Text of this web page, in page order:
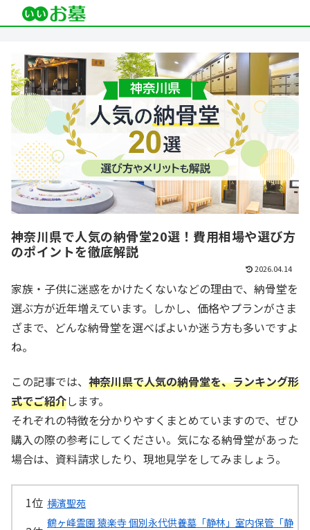
神奈川県で人気の納骨堂20選！費用相場や選び方
のポイントを徹底解説
2026.04.14
家族・子供に迷惑をかけたくないなどの理由で、納骨堂を
選ぶ方が近年増えています。しかし、価格やプランがさま
ざまで、どんな納骨堂を選べばよいか迷う方も多いですよ
ね。
この記事では、 神奈川県で人気の納骨堂を、ランキング形
式でご紹介します。
それぞれの特徴を分かりやすくまとめていますので、ぜひ
購入の際の参考にしてください。気になる納骨堂があった
場合は、資料請求したり、現地見学をしてみましょう。
横濱聖苑
鶴ヶ峰霊園 猿楽寺 個別永代供養墓「静林」室内保管「静